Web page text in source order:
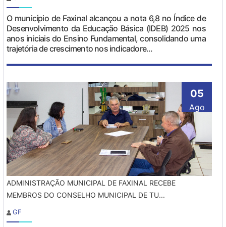
O município de Faxinal alcançou a nota 6,8 no Índice de
Desenvolvimento da Educação Básica (IDEB) 2025 nos
anos iniciais do Ensino Fundamental, consolidando uma
trajetória de crescimento nos indicadore...
05
Ago
ADMINISTRAÇÃO MUNICIPAL DE FAXINAL RECEBE
MEMBROS DO CONSELHO MUNICIPAL DE TU...
GF